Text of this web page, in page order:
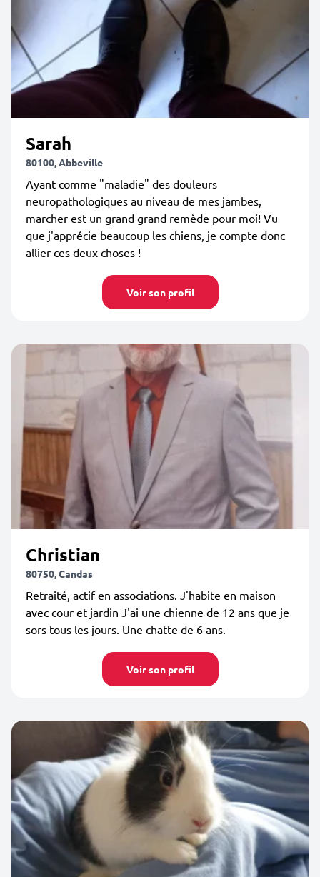
Sarah
80100, Abbeville
Ayant comme "maladie" des douleurs
neuropathologiques au niveau de mes jambes,
marcher est un grand grand remède pour moi! Vu
que j'apprécie beaucoup les chiens, je compte donc
allier ces deux choses !
Voir son profil
Christian
80750, Candas
Retraité, actif en associations. J'habite en maison
avec cour et jardin J'ai une chienne de 12 ans que je
sors tous les jours. Une chatte de 6 ans.
Voir son profil